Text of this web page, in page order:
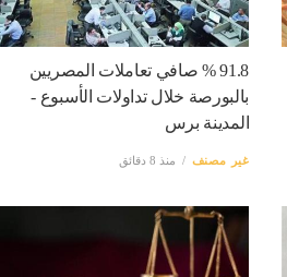
91.8 % صافي تعاملات المصريين
بالبورصة خلال تداولات الأسبوع -
المدينة برس
غير مصنف منذ 8 دقائق